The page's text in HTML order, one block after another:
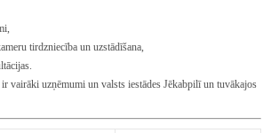
tirdzniecība un uzstādīšana,
vairāki uzņēmumi un valsts iestādes Jēkabpilī un tuvākajos